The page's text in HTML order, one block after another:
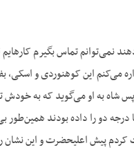
نمی‌توانم تماس بگیرم
می‌کنم این کوهنوردی و
شاه به او می‌گوید که به خودش
دو را داده بودند همین‌طور
پیش اعلیحضرت و این نشان